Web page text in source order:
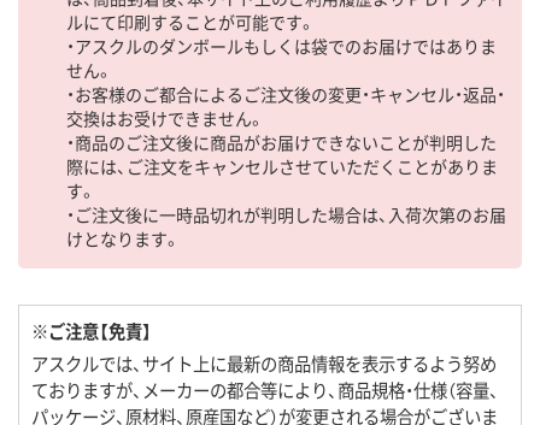
ルにて印刷することが可能です。
・アスクルのダンボールもしくは袋でのお届けではありま
せん。
・お客様のご都合によるご注文後の変更・キャンセル・返品・
交換はお受けできません。
・商品のご注文後に商品がお届けできないことが判明した
際には、ご注文をキャンセルさせていただくことがありま
す。
・ご注文後に一時品切れが判明した場合は、入荷次第のお届
けとなります。
※ご注意【免責】
アスクルでは、サイト上に最新の商品情報を表示するよう努め
ておりますが、メーカーの都合等により、商品規格・仕様（容量、
パッケージ、原材料、原産国など）が変更される場合がございま